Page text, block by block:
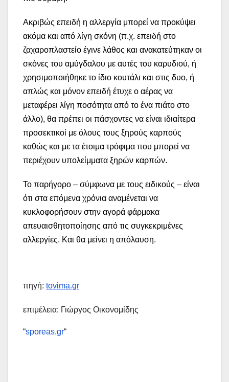
Ακριβώς επειδή η αλλεργία μπορεί να προκύψει
ακόμα και από λίγη σκόνη (π.χ. επειδή στο
ζαχαροπλαστείο έγινε λάθος και ανακατεύτηκαν οι
σκόνες του αμύγδαλου με αυτές του καρυδιού, ή
χρησιμοποιήθηκε το ίδιο κουτάλι και στις δυο, ή
απλώς και μόνον επειδή έτυχε ο αέρας να
μεταφέρει λίγη ποσότητα από το ένα πιάτο στο
άλλο), θα πρέπει οι πάσχοντες να είναι ιδιαίτερα
προσεκτικοί με όλους τους ξηρούς καρπούς
καθώς και με τα έτοιμα τρόφιμα που μπορεί να
περιέχουν υπολείμματα ξηρών καρπών.
Το παρήγορο – σύμφωνα με τους ειδικούς – είναι
ότι στα επόμενα χρόνια αναμένεται να
κυκλοφορήσουν στην αγορά φάρμακα
απευαισθητοποίησης από τις συγκεκριμένες
αλλεργίες. Και θα μείνει η απόλαυση.
πηγή: tovima.gr
επιμέλεια: Γιώργος Οικονομίδης
“sporeas.gr“